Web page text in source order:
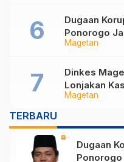
Magetan
Dugaan
Ponorogo
Magetan
Magetan
Dinkes
Lonjakan
Lakukan
TERBARU
Dugaan